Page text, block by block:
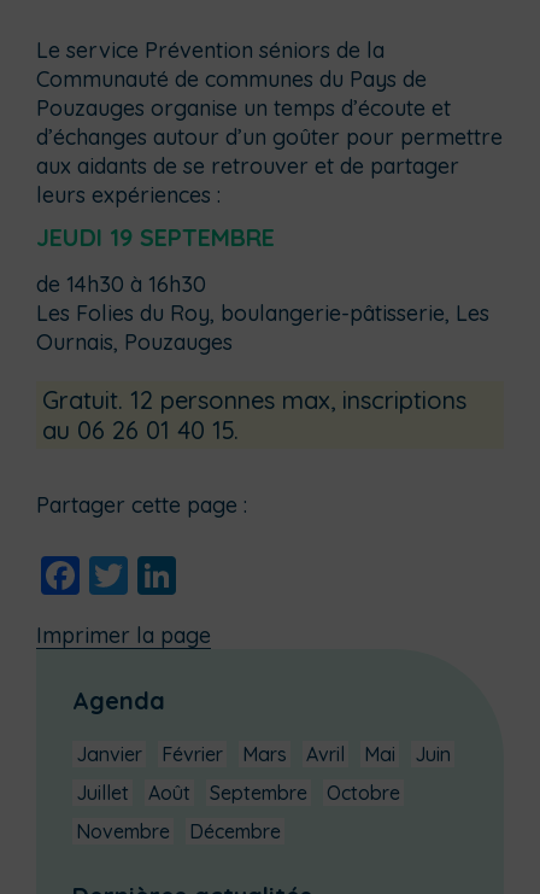
Le service Prévention séniors de la
Communauté de communes du Pays de
Pouzauges organise un temps d’écoute et
d’échanges autour d’un goûter pour permettre
aux aidants de se retrouver et de partager
leurs expériences :
JEUDI 19 SEPTEMBRE
de 14h30 à 16h30
Les Folies du Roy, boulangerie-pâtisserie, Les
Ournais, Pouzauges
Gratuit. 12 personnes max, inscriptions
au 06 26 01 40 15.
Partager cette page :
Facebook
Twitter
Imprimer la page
Agenda
Janvier Février Mars Avril Mai
Juin
Juillet
Août Septembre
Octobre
Novembre
Décembre